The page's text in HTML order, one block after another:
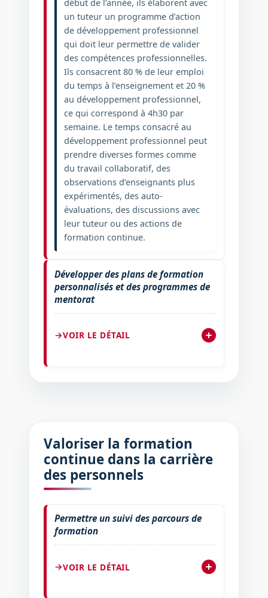
début de l’année, ils élaborent avec
un tuteur un programme d’action
de développement professionnel
qui doit leur permettre de valider
des compétences professionnelles.
Ils consacrent 80 % de leur emploi
du temps à l’enseignement et 20 %
au développement professionnel,
ce qui correspond à 4h30 par
semaine. Le temps consacré au
développement professionnel peut
prendre diverses formes comme
du travail collaboratif, des
observations d’enseignants plus
expérimentés, des auto-
évaluations, des discussions avec
leur tuteur ou des actions de
formation continue.
Développer des plans de formation
personnalisés et des programmes de
mentorat
VOIR LE DÉTAIL
Valoriser la formation
continue dans la carrière
des personnels
Permettre un suivi des parcours de
formation
VOIR LE DÉTAIL